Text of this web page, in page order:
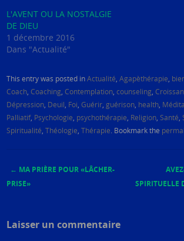
L'AVENT OU LA NOSTALGIE
DE DIEU
1 décembre 2016
Dans "Actualité"
This entry was posted inActualité ,Agapèthérapie
Coach ,Coaching ,Contemplation ,counseling ,
Dépression Deuil Foi ,Guérir guérison health
Palliatif, Psychologie psychothérapie Religion Santé
Spiritualité ,Théologie ,Thérapie . Bookmark the
Post navigation
← MA PRIÈRE POUR «LÂCHER-
PRISE»
SPIRITUELLE
Laisser un commentaire